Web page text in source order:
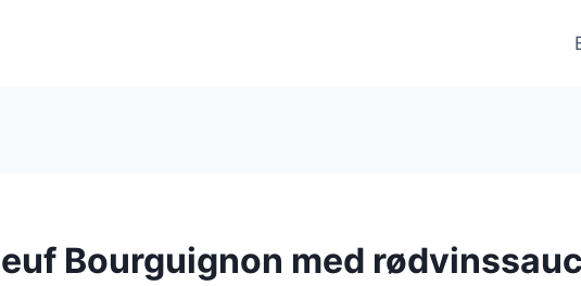
Bourguignon med